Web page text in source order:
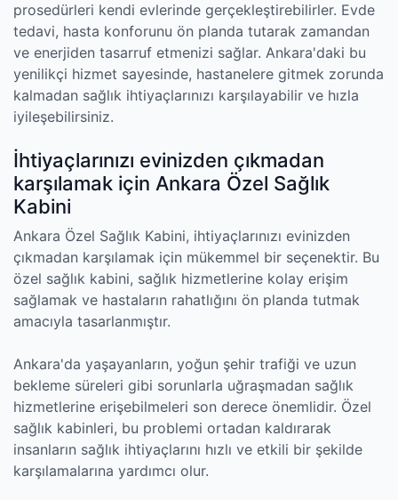
prosedürleri kendi evlerinde gerçekleştirebilirler. Evde
tedavi, hasta konforunu ön planda tutarak zamandan
ve enerjiden tasarruf etmenizi sağlar. Ankara'daki bu
yenilikçi hizmet sayesinde, hastanelere gitmek zorunda
kalmadan sağlık ihtiyaçlarınızı karşılayabilir ve hızla
iyileşebilirsiniz.
İhtiyaçlarınızı evinizden çıkmadan
karşılamak için Ankara Özel Sağlık
Kabini
Ankara Özel Sağlık Kabini, ihtiyaçlarınızı evinizden
çıkmadan karşılamak için mükemmel bir seçenektir. Bu
özel sağlık kabini, sağlık hizmetlerine kolay erişim
sağlamak ve hastaların rahatlığını ön planda tutmak
amacıyla tasarlanmıştır.
Ankara'da yaşayanların, yoğun şehir trafiği ve uzun
bekleme süreleri gibi sorunlarla uğraşmadan sağlık
hizmetlerine erişebilmeleri son derece önemlidir. Özel
sağlık kabinleri, bu problemi ortadan kaldırarak
insanların sağlık ihtiyaçlarını hızlı ve etkili bir şekilde
karşılamalarına yardımcı olur.